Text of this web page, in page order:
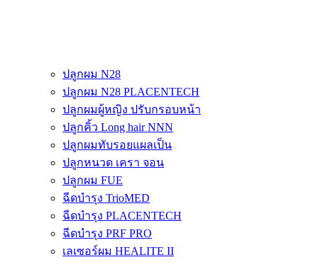
ปลูกผม N28
ปลูกผม N28 PLACENTECH
ปลูกผมผู้หญิง ปรับกรอบหน้า
ปลูกคิ้ว Long hair NNN
ปลูกผมทับรอยแผลเป็น
ปลูกหนวด เครา จอน
ปลูกผม FUE
ฉีดบำรุง TrioMED
ฉีดบำรุง PLACENTECH
ฉีดบำรุง PRF PRO
เลเซอร์ผม HEALITE II